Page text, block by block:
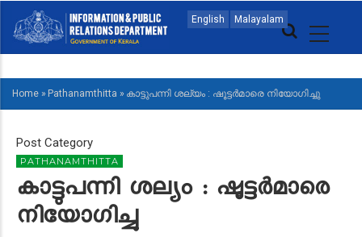
main
English Malayalam
MAIN
NAVIGATION
MALAYALAM
BREADCRUMB
Home » Pathanamthitta » കാട്ടുപന്നി ശല്യം : ഷൂട്ടര്‍മാരെ നിയോഗിച്ചു
Post Category
PATHANAMTHITTA
കാട്ടുപന്നി ശല്യം : ഷൂട്ടര്‍മാരെ
നിയോഗിച്ചു